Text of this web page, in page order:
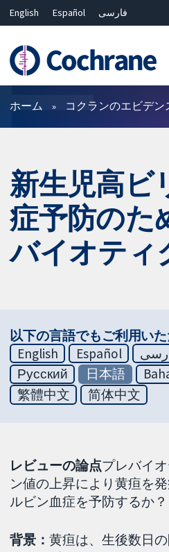
English Español
فارسی
Deutsch
Bahasa Malaysia
ไทย
繁體中文
简体中文
フィルター
ホーム コクランのエビデン
新生児高ビ
症予防のた
バイオティ
以下の言語でもご利用い
English
Español
Русский
日本語
繁體中文
简体中文
レビューの論点プレバイ
ン値の上昇により黄疸を
ルビン血症を予防するか？
背景：黄疸は、生後数日